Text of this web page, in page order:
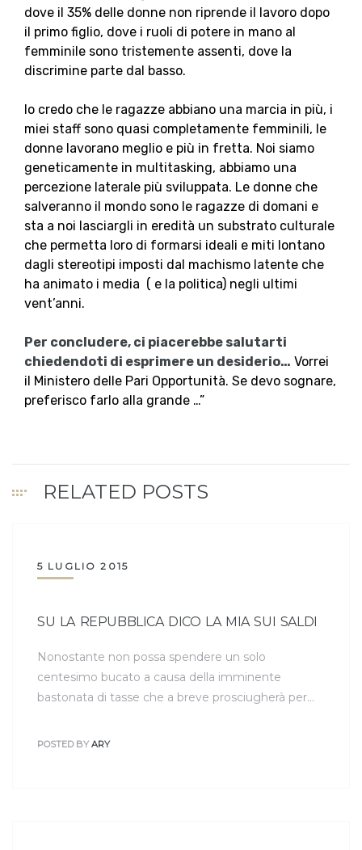
dove il 35% delle donne non riprende il lavoro dopo
il primo figlio, dove i ruoli di potere in mano al
femminile sono tristemente assenti, dove la
discrimine parte dal basso.
Io credo che le ragazze abbiano una marcia in più, i
miei staff sono quasi completamente femminili, le
donne lavorano meglio e più in fretta. Noi siamo
geneticamente in multitasking, abbiamo una
percezione laterale più sviluppata. Le donne che
salveranno il mondo sono le ragazze di domani e
sta a noi lasciargli in eredità un substrato culturale
che permetta loro di formarsi ideali e miti lontano
dagli stereotipi imposti dal machismo latente che
ha animato i media ( e la politica) negli ultimi
vent’anni.
Per concludere, ci piacerebbe salutarti
chiedendoti di esprimere un desiderio… Vorrei
il Ministero delle Pari Opportunità. Se devo sognare,
preferisco farlo alla grande …”
RELATED POSTS
5 LUGLIO 2015
SU LA REPUBBLICA DICO LA MIA SUI SALDI
Nonostante non possa spendere un solo
centesimo bucato a causa della imminente
bastonata di tasse che a breve prosciugherà per…
POSTED BY ARY